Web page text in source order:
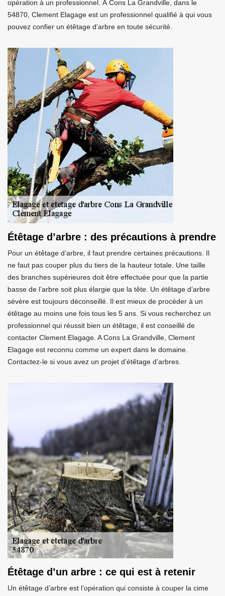
opération à un professionnel. À Cons La Grandville, dans le
54870, Clement Elagage est un professionnel qualifié à qui vous
pouvez confier un étêtage d’arbre en toute sécurité.
Étêtage d’arbre : des précautions à prendre
Pour un étêtage d’arbre, il faut prendre certaines précautions. Il
ne faut pas couper plus du tiers de la hauteur totale. Une taille
des branches supérieures doit être effectuée pour que la partie
basse de l’arbre soit plus élargie que la tête. Un étêtage d’arbre
sévère est toujours déconseillé. Il est mieux de procéder à un
étêtage au moins une fois tous les 5 ans. Si vous recherchez un
professionnel qui réussit bien un étêtage, il est conseillé de
contacter Clement Elagage. A Cons La Grandville, Clement
Elagage est reconnu comme un expert dans le domaine.
Contactez-le si vous avez un projet d’étêtage d’arbres.
Étêtage d’un arbre : ce qui est à retenir
Un étêtage d’arbre est l’opération qui consiste à couper la cime